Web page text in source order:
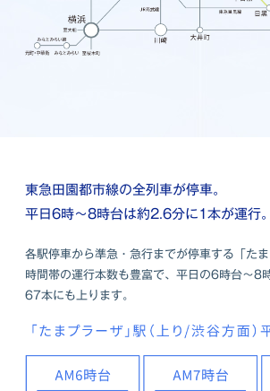
東急田園都市線の全列車が停車。
平日6時〜8時台は約2.6分に1本が運行。
各駅停車から準急・急行までが停車する「た
時間帯の運行本数も豊富で、平日の6時台～8
67本にも上ります。